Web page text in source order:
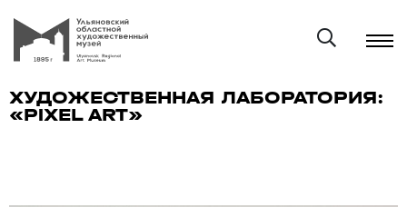
ХУДОЖЕСТВЕННАЯ ЛАБОРАТОРИЯ:
«PIXEL ART»